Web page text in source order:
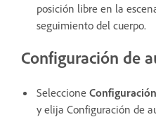
posición libre en la
seguimiento del cuerpo.
Configuración de
Seleccione
y elija Configuración de